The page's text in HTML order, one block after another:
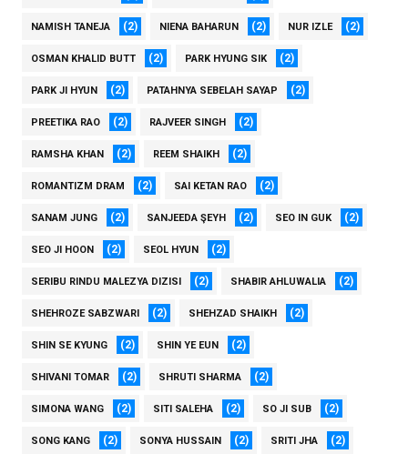
NAMISH TANEJA (2) NIENA BAHARUN (2) NUR IZLE (2)
OSMAN KHALID BUTT (2) PARK HYUNG SIK (2)
PARK JI HYUN (2) PATAHNYA SEBELAH SAYAP (2)
PREETIKA RAO (2) RAJVEER SINGH (2)
RAMSHA KHAN (2) REEM SHAIKH (2)
ROMANTIZM DRAM (2) SAI KETAN RAO (2)
SANAM JUNG (2) SANJEEDA ŞEYH (2) SEO IN GUK (2)
SEO JI HOON (2) SEOL HYUN (2)
SERIBU RINDU MALEZYA DIZISI (2) SHABIR AHLUWALIA (2)
SHEHROZE SABZWARI (2) SHEHZAD SHAIKH (2)
SHIN SE KYUNG (2) SHIN YE EUN (2)
SHIVANI TOMAR (2) SHRUTI SHARMA (2)
SIMONA WANG (2) SITI SALEHA (2) SO JI SUB (2)
SONG KANG (2) SONYA HUSSAIN (2) SRITI JHA (2)